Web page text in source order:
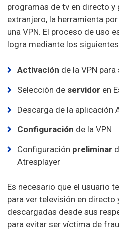
programas de tv en directo y
extranjero, la herramienta
una VPN. El proceso de uso
logra mediante los
Activación de la VPN
Selección de servidor en
Descarga de la aplicación
Configuración de la VPN
Configuración preliminar
Atresplayer
Es necesario que el usuario
para ver televisión en directo
descargadas desde sus
para evitar ser víctima de